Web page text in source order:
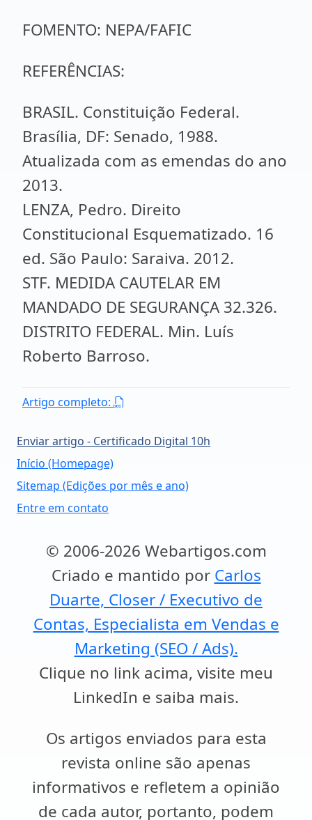
FOMENTO: NEPA/FAFIC
REFERÊNCIAS:
BRASIL. Constituição Federal.
Brasília, DF: Senado, 1988.
Atualizada com as emendas do ano
2013.
LENZA, Pedro. Direito
Constitucional Esquematizado. 16
ed. São Paulo: Saraiva. 2012.
STF. MEDIDA CAUTELAR EM
MANDADO DE SEGURANÇA 32.326.
DISTRITO FEDERAL. Min. Luís
Roberto Barroso.
Artigo completo:
Enviar artigo - Certificado Digital 10h
Início (Homepage)
Sitemap (Edições por mês e ano)
Entre em contato
© 2006-2026 Webartigos.com
Criado e mantido por Carlos
Duarte, Closer / Executivo de
Contas, Especialista em Vendas e
Marketing (SEO / Ads).
Clique no link acima, visite meu
LinkedIn e saiba mais.
Os artigos enviados para esta
revista online são apenas
informativos e refletem a opinião
de cada autor, portanto, podem